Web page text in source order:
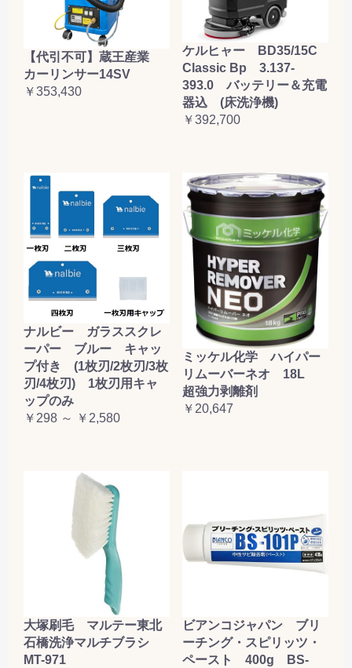
【代引不可】蔵王産業
カーリンサー14SV
￥353,430
ケルヒャー BD35/15C
Classic Bp 3.137-
393.0 バッテリー＆充電
器込 (床洗浄機)
￥392,700
ナルビー ガラススクレ
ーパー ブルー キャッ
プ付き (1枚刃/2枚刃/3枚
刃/4枚刃) 1枚刃用キャ
ップのみ
￥298 ～ ￥2,580
ミッケル化学 ハイパー
リムーバーネオ 18L
超強力剥離剤
￥20,647
大塚刷毛 マルテー東北
石橋洗浄マルチブラシ
MT-971
ビアンコジャパン ブリ
ーチング・スピリッツ・
ペースト 400g BS-